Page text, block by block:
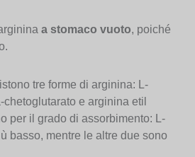
a stomaco vuoto, poiché
tre forme di arginina: L-
e arginina etil
per il grado di assorbimento: L-
basso, mentre le altre due sono